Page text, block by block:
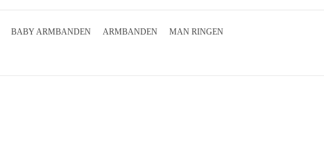
BABY ARMBANDEN ARMBANDEN MAN RINGEN